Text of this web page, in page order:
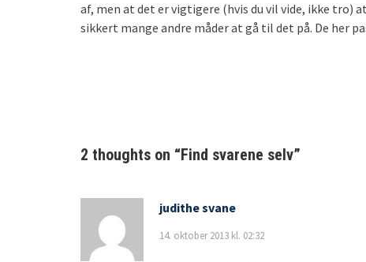
af, men at det er vigtigere (hvis du vil vide, ikke tro)
sikkert mange andre måder at gå til det på. De her
2 thoughts on “Find svarene selv”
judithe svane
14. oktober 2013 kl. 02:32